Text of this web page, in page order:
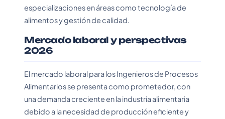
especializaciones en áreas como tecnología de
alimentos y gestión de calidad.
Mercado laboral y perspectivas
2026
El mercado laboral para los Ingenieros de Procesos
Alimentarios se presenta como prometedor, con
una demanda creciente en la industria alimentaria
debido a la necesidad de producción eficiente y